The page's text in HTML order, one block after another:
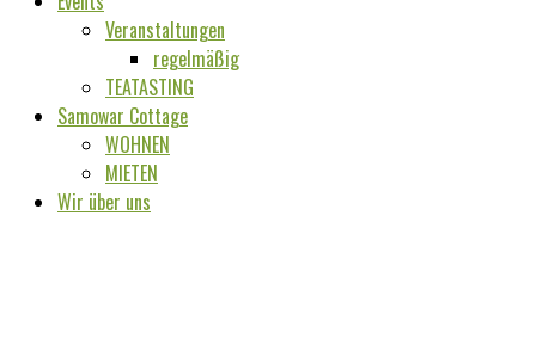
Veranstaltungen
regelmäßig
TEATASTING
Samowar Cottage
WOHNEN
MIETEN
Wir über uns